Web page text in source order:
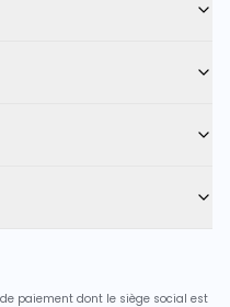
paiement dont le siège social est